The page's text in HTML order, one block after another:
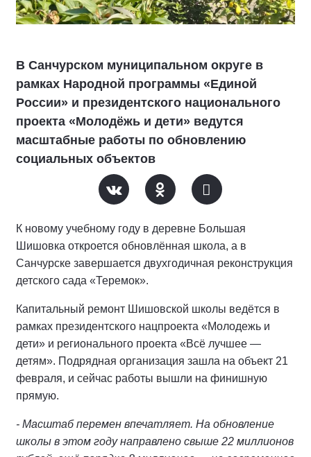
В Санчурском муниципальном округе в
рамках Народной программы «Единой
России» и президентского национального
проекта «Молодёжь и дети» ведутся
масштабные работы по обновлению
социальных объектов
К новому учебному году в деревне Большая
Шишовка откроется обновлённая школа, а в
Санчурске завершается двухгодичная реконструкция
детского сада «Теремок».
Капитальный ремонт Шишовской школы ведётся в
рамках президентского нацпроекта «Молодежь и
дети» и регионального проекта «Всё лучшее —
детям». Подрядная организация зашла на объект 21
февраля, и сейчас работы вышли на финишную
прямую.
- Масштаб перемен впечатляет. На обновление
школы в этом году направлено свыше 22 миллионов